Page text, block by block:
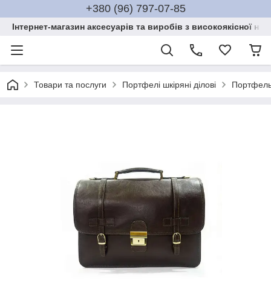
+380 (96) 797-07-85
Інтернет-магазин аксесуарів та виробів з високоякісної
Товари та послуги Портфелі шкіряні ділові